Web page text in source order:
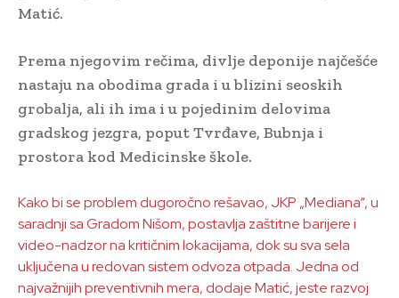
Matić.
Prema njegovim rečima, divlje deponije najčešće
nastaju na obodima grada i u blizini seoskih
grobalja, ali ih ima i u pojedinim delovima
gradskog jezgra, poput Tvrđave, Bubnja i
prostora kod Medicinske škole.
Kako bi se problem dugoročno rešavao, JKP „Mediana“, u
saradnji sa Gradom Nišom, postavlja zaštitne barijere i
video-nadzor na kritičnim lokacijama, dok su sva sela
uključena u redovan sistem odvoza otpada. Jedna od
najvažnijih preventivnih mera, dodaje Matić, jeste razvoj